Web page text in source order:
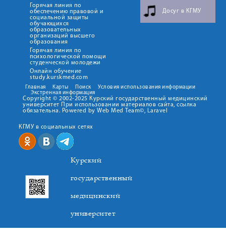
Горячая линия по
обеспечению правовой и
социальной защиты
обучающихся
образовательных
организаций высшего
образования
Горячая линия по
психологической помощи
студенческой молодежи
Онлайн обучение
study.kurskmed.com
Досуг в КГМУ
Главная Карты Поиск
Условия использования информации
Экстренная информация
Copyright © 2002-2025 Курский государственный медицинский
университет При использовании материалов сайта, ссылка
обязательна. Powered by Web Med Team©, Laravel
КГМУ в социальных сетях
Курский
государственный
медицинский
университет